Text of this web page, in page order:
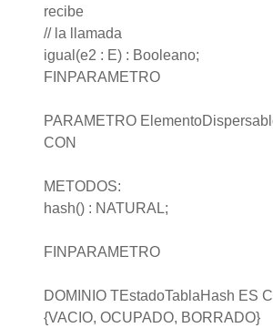
recibe
// la llamada
igual(e2 : E) : Booleano;
FINPARAMETRO
PARAMETRO
CON
METODOS:
hash() : NATURAL;
FINPARAMETRO
DOMINIO TEstadoTablaHash ES
{VACIO, OCUPADO, BORRADO}